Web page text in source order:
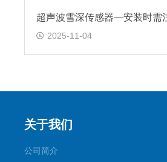
2025-11-04
关于我们
公司简介